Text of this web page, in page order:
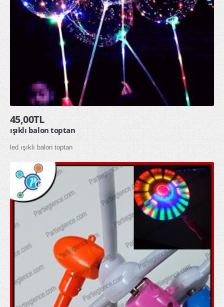
uğur böceği kanadı
GLOW ÜRÜNLER
glow bardak
glow bileklik
glow buz
glow çubuk
glow gözlük
glow kolye
glow taç
MASKELER & KOSTÜMLER
Kostümler
Maskeler
Şapkalar
HEDİYELİK ÜRÜNLER
Diğer Hediyelik Ürünler
45,00TL
ışıklı balon toptan
led ışıklı balon toptan